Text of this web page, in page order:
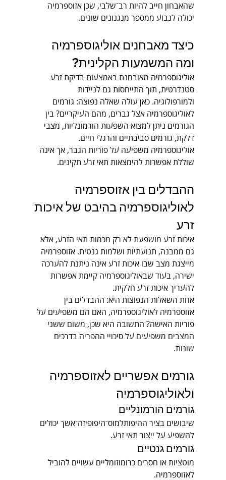
שהאבחון חייב להיות רב־שלבי, שכן אזוספרמיה
יכולה לנבוע ממספר מנגנונים שונים.
כיצד מאבחנים אוליגוספרמיה
ומה המשמעות הקלינית?
אוליגוספרמיה מאובחנת באמצעות בדיקת זרע
סטנדרטית, תוך התייחסות גם לניידות
ולמורפולוגיה. כאן עולה שאלה נפוצה: גורמים
לאוליגוספרמיה אצל גברים, מהם העיקריים? בין
הגורמים ניתן למצוא השפעות הורמונליות, מצבי
דלקת, גורמים סביבתיים והרגלי חיים.
אוליגוספרמיה משפיעה על פוריות הגבר, אך אינה
שוללת אפשרות להימצאות תאי זרע תקינים.
ההבדלים בין אזוספרמיה
לאוליגוספרמיה בהיבט של איכות
זרע
איכות זרע מושפעת לא רק מכמות תאי הזרע, אלא
גם ממבנה, תנועתיות ושלמות גנטית. אזוספרמיה
מייצגת מצב שבו איכות זרע אינה ניתנת להערכה
ישירה, בעוד שבאוליגוספרמיה קיימת אפשרות
להעריך איכות זרע חלקית.
אחת השאלות הנפוצות היא: ההבדלים בין
אזוספרמיה לאוליגוספרמיה, האם הם משפיעים על
פוריות האישה? התשובה היא שכן, משום ששני
המצבים משפיעים על סיכויי ההפריה בדרכים
שונות.
גורמים אפשריים לאזוספרמיה
ולאוליגוספרמיה
גורמים הורמונליים
שיבושים בציר ההיפותלמוס־היפופיזה־אשך יכולים
להשפיע על ייצור תאי זרע.
גורמים גנטיים
מוטציות או חסרים כרומוזומליים עשויים להוביל
לאזוספרמיה.